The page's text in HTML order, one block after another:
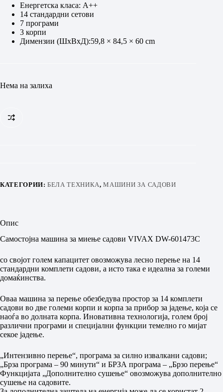
Енергетска класа: A++
14 стандардни сетови
7 програми
3 корпи
Димензии (ШxВxД):59,8 × 84,5 × 60 cm
Нема на залиха
КАТЕГОРИИ:БЕЛА ТЕХНИКА,МАШИНИ ЗА САДОВИ
Опис
Самостојна машина за миење садови VIVAX DW-601473C
со својот голем капацитет овозможува лесно перење на 14
стандардни комплети садови, а исто така е идеална за големи
домаќинства.
Оваа машина за перење обезбедува простор за 14 комплети
садови во две големи корпи и корпа за прибор за јадење, која се
наоѓа во долната корпа. Иновативна технологија, голем број
различни програми и специјални функции темелно го мијат
секое јадење.
„Интензивно перење“, програма за силно извалкани садови;
„Брза програма – 90 минути“ и БРЗА програма – „Брзо перење“
Функцијата „Дополнително сушење“ овозможува дополнително
сушење на садовите.